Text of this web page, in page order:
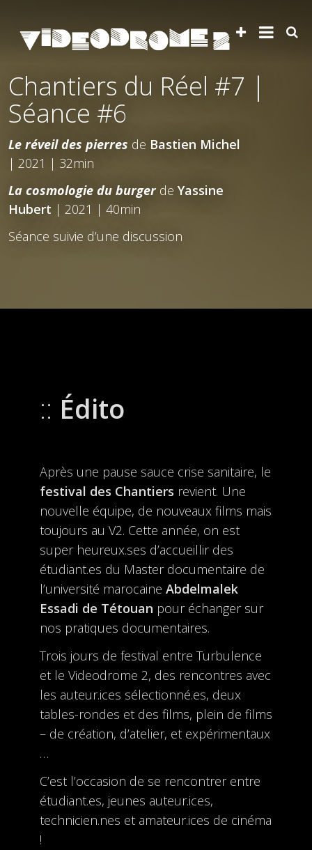
Chantiers du Réel #7 |
Séance #6
Le réveil des pierres de Bastien Michel
| 2021 | 32min
La cosmologie du burger de Yassine
Hubert | 2021 | 40min
Séance suivie d’une discussion
Édito
Après une pause sauce crise sanitaire, le
festival des Chantiers revient. Une
nouvelle équipe, de nouveaux films mais
toujours au V2. Cette année, on est
super heureux.ses d’accueillir des
étudiant.es du Master documentaire de
l’université marocaine Abdelmalek
Essadi de Tétouan pour échanger sur
nos pratiques documentaires.
Trois jours de festival entre Turbulence
et le Videodrome 2, des rencontres avec
les auteur.ices sélectionné.es, deux
tables-rondes et des films, plein de films
– de création, d’atelier, et expérimentaux
…
C’est l’occasion de se rencontrer entre
étudiant.es, jeunes auteur.ices,
technicien.nes et amateur.ices de cinéma
!